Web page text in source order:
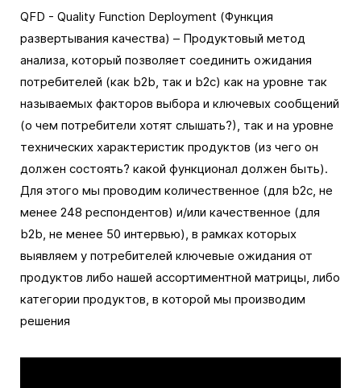
QFD - Quality Function Deployment (Функция
развертывания качества) – Продуктовый метод
анализа, который позволяет соединить ожидания
потребителей (как b2b, так и b2c) как на уровне так
называемых факторов выбора и ключевых сообщений
(о чем потребители хотят слышать?), так и на уровне
технических характеристик продуктов (из чего он
должен состоять? какой функционал должен быть).
Для этого мы проводим количественное (для b2c, не
менее 248 респондентов) и/или качественное (для
b2b, не менее 50 интервью), в рамках которых
выявляем у потребителей ключевые ожидания от
продуктов либо нашей ассортиментной матрицы, либо
категории продуктов, в которой мы производим
решения